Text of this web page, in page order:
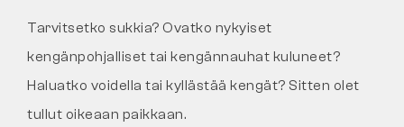
Paljasjalkakengät
Tarvitsetko sukkia? Ovatko nykyiset
kengänpohjalliset tai kengännauhat kuluneet?
Haluatko voidella tai kyllästää kengät? Sitten olet
tullut oikeaan paikkaan.
VÄRI
OMINAISUUDET